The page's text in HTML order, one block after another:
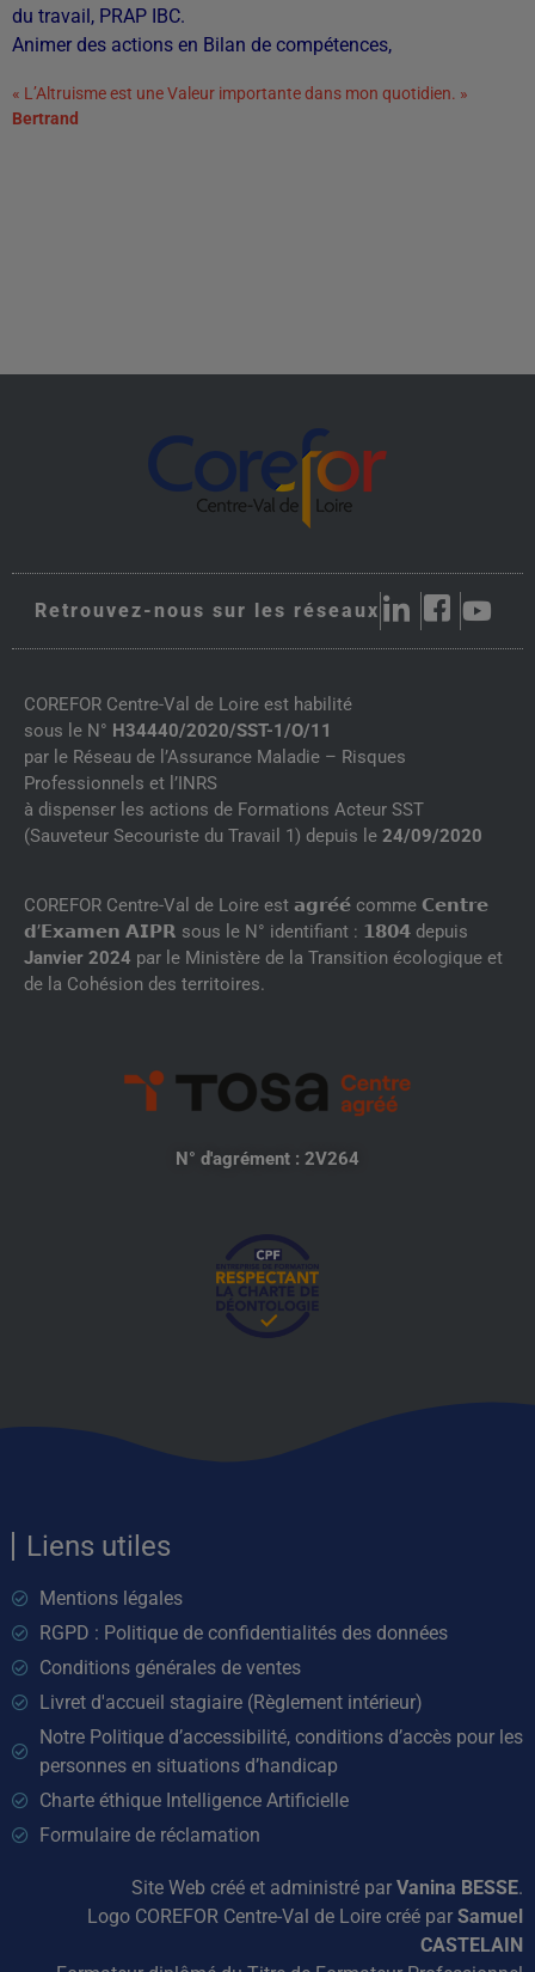
du travail, PRAP IBC.
Animer des actions en Bilan de compétences,
« L’Altruisme est une Valeur importante dans mon quotidien. »
Bertrand
Retrouvez-nous sur les réseaux
COREFOR Centre-Val de Loire est habilité
sous le N° H34440/2020/SST-1/O/11
par le Réseau de l’Assurance Maladie – Risques
Professionnels et l’INRS
à dispenser les actions de Formations Acteur SST
(Sauveteur Secouriste du Travail 1) depuis le 24/09/2020
COREFOR Centre-Val de Loire est 𝗮𝗴𝗿𝗲́𝗲́ comme 𝗖𝗲𝗻𝘁𝗿𝗲
𝗱’𝗘𝘅𝗮𝗺𝗲𝗻 𝗔𝗜𝗣𝗥 sous le N° identifiant : 𝟭𝟴𝟬𝟰 depuis
Janvier 2024 par le Ministère de la Transition écologique et
de la Cohésion des territoires.
N° d'agrément : 2V264
Liens utiles
Mentions légales
RGPD : Politique de confidentialités des données
Conditions générales de ventes
Livret d'accueil stagiaire (Règlement intérieur)
Notre Politique d’accessibilité, conditions d’accès pour les
personnes en situations d’handicap
Charte éthique Intelligence Artificielle
Formulaire de réclamation
Site Web créé et administré par Vanina BESSE.
Logo COREFOR Centre-Val de Loire créé par Samuel
CASTELAIN